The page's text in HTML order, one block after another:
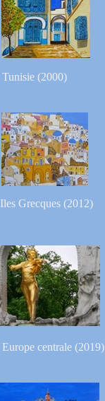
Tunisie (2000)
Iles Grecques (2012)
Europe centrale (2019)